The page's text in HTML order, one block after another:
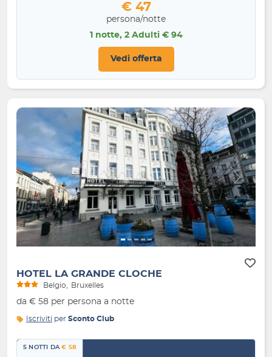
€ 47
persona/notte
1 notte, 2 Adulti € 94
Vedi offerta
Indietro Avanti
HOTEL LA GRANDE CLOCHE
Belgio Bruxelles
da € 58 per persona a notte
Iscriviti per Sconto Club
5 NOTTI DA€ 58